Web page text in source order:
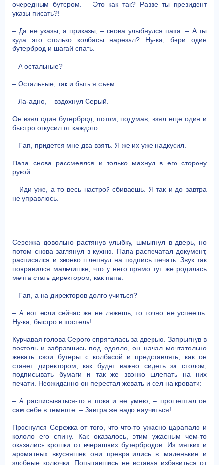
очередным бутером. – Это как так? Разве ты президент
указы писать?!
– Да не указы, а приказы, – снова улыбнулся папа. – А ты
куда это столько колбасы нарезал? Ну-ка, бери один
бутерброд и шагай спать.
– А остальные?
– Остальные, так и быть я съем.
– Ла-адно, – вздохнул Серый.
Он взял один бутерброд, потом, подумав, взял еще один и
быстро откусил от каждого.
– Пап, придется мне два взять. Я же их уже надкусил.
Папа снова рассмеялся и только махнул в его сторону
рукой:
– Иди уже, а то весь настрой сбиваешь. Я так и до завтра
не управлюсь.
Сережка довольно растянув улыбку, шмыгнул в дверь, но
потом снова заглянул в кухню. Папа распечатал документ,
расписался и звонко шлепнул на подпись печать. Звук так
понравился мальчишке, что у него прямо тут же родилась
мечта стать директором, как папа.
– Пап, а на директоров долго учиться?
– А вот если сейчас же не ляжешь, то точно не успеешь.
Ну-ка, быстро в постель!
Курчавая голова Серого спряталась за дверью. Запрыгнув в
постель и забравшись под одеяло, он начал мечтательно
жевать свои бутеры с колбасой и представлять, как он
станет директором, как будет важно сидеть за столом,
подписывать бумаги и так же звонко шлепать на них
печати. Неожиданно он перестал жевать и сел на кровати:
– А расписываться-то я пока и не умею, – прошептал он
сам себе в темноте. – Завтра же надо научиться!
Проснулся Сережка от того, что что-то ужасно царапало и
кололо его спину. Как оказалось, этим ужасным чем-то
оказались крошки от вчерашних бутербродов. Из мягких и
ароматных вкусняшек они превратились в маленькие и
злобные колючки. Попытавшись не вставая избавиться от